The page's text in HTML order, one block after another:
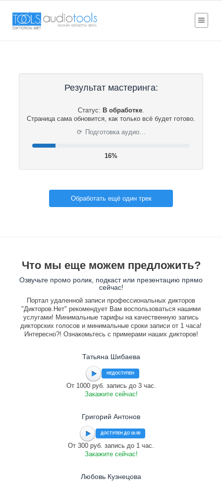
Результат мастеринга:
Статус: В обработке.
Страница сама обновится, как только всё будет готово.
⟳ Подготовка аудио…
16%
Обработать ещё один трек
Что мы еще можем предложить?
Озвучьте промо ролик, подкаст или презентацию прямо
сейчас!
Портал удаленной записи профессиональных дикторов
"Дикторов.Нет" рекомендует Вам воспользоваться нашими
услугами! Минимальные тарифы на качественную запись
дикторских голосов и минимальные сроки записи от 1 часа!
Интересно?! Ознакомьтесь с примерами наших дикторов!
Татьяна Шибаева
НЕДОСТУПЕН
От 1000 руб. запись до 3 час.
Закажите сейчас!
Григорий Антонов
ДОСТУПЕН ДО 16:00
От 300 руб. запись до 1 час.
Закажите сейчас!
Любовь Кузнецова